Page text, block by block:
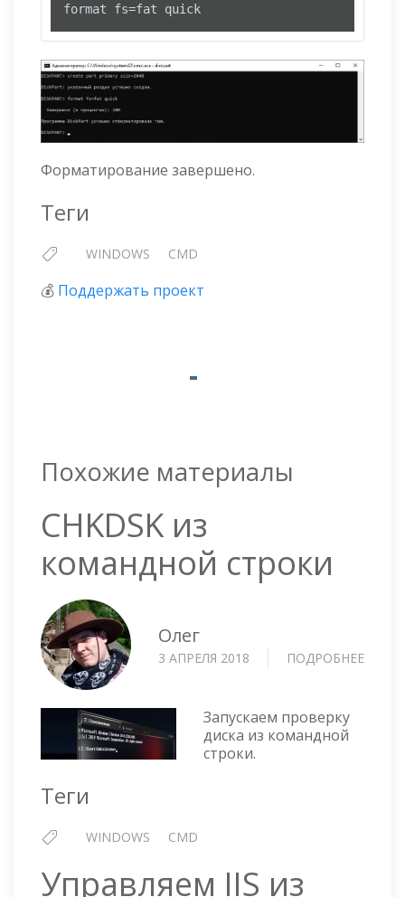
format fs=fat quick
Форматирование завершено.
Теги
WINDOWS CMD
💰 Поддержать проект
Похожие материалы
CHKDSK из
командной строки
Олег
3 АПРЕЛЯ 2018 ПОДРОБНЕЕ
Запускаем проверку
диска из командной
строки.
Теги
WINDOWS CMD
Управляем IIS из